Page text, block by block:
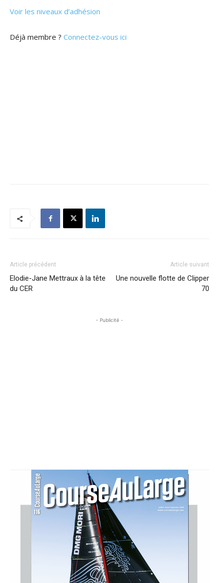
Voir les niveaux d’adhésion
Déjà membre ? Connectez-vous ici
Article précédent
Elodie-Jane Mettraux à la tête
du CER
Article suivant
Une nouvelle flotte de Clipper
70
- Publicité -